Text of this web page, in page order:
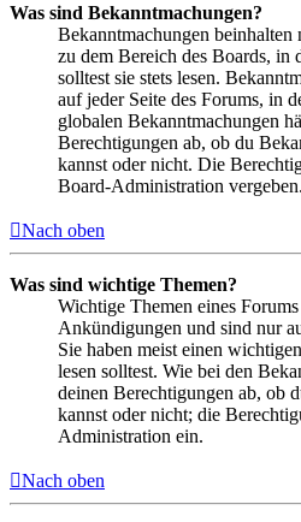
Was sind Bekanntmachungen?
Bekanntmachungen
zu dem Bereich des Boards, in
solltest sie stets lesen.
auf jeder Seite des Forums, in
globalen Bekanntmachungen
Berechtigungen ab, ob du
kannst oder nicht. Die
Board-Administration vergeben.
Nach oben
Was sind wichtige Themen?
Wichtige Themen eines
Ankündigungen und sind nur
Sie haben meist einen
lesen solltest. Wie bei den
deinen Berechtigungen ab, ob
kannst oder nicht; die
Administration ein.
Nach oben